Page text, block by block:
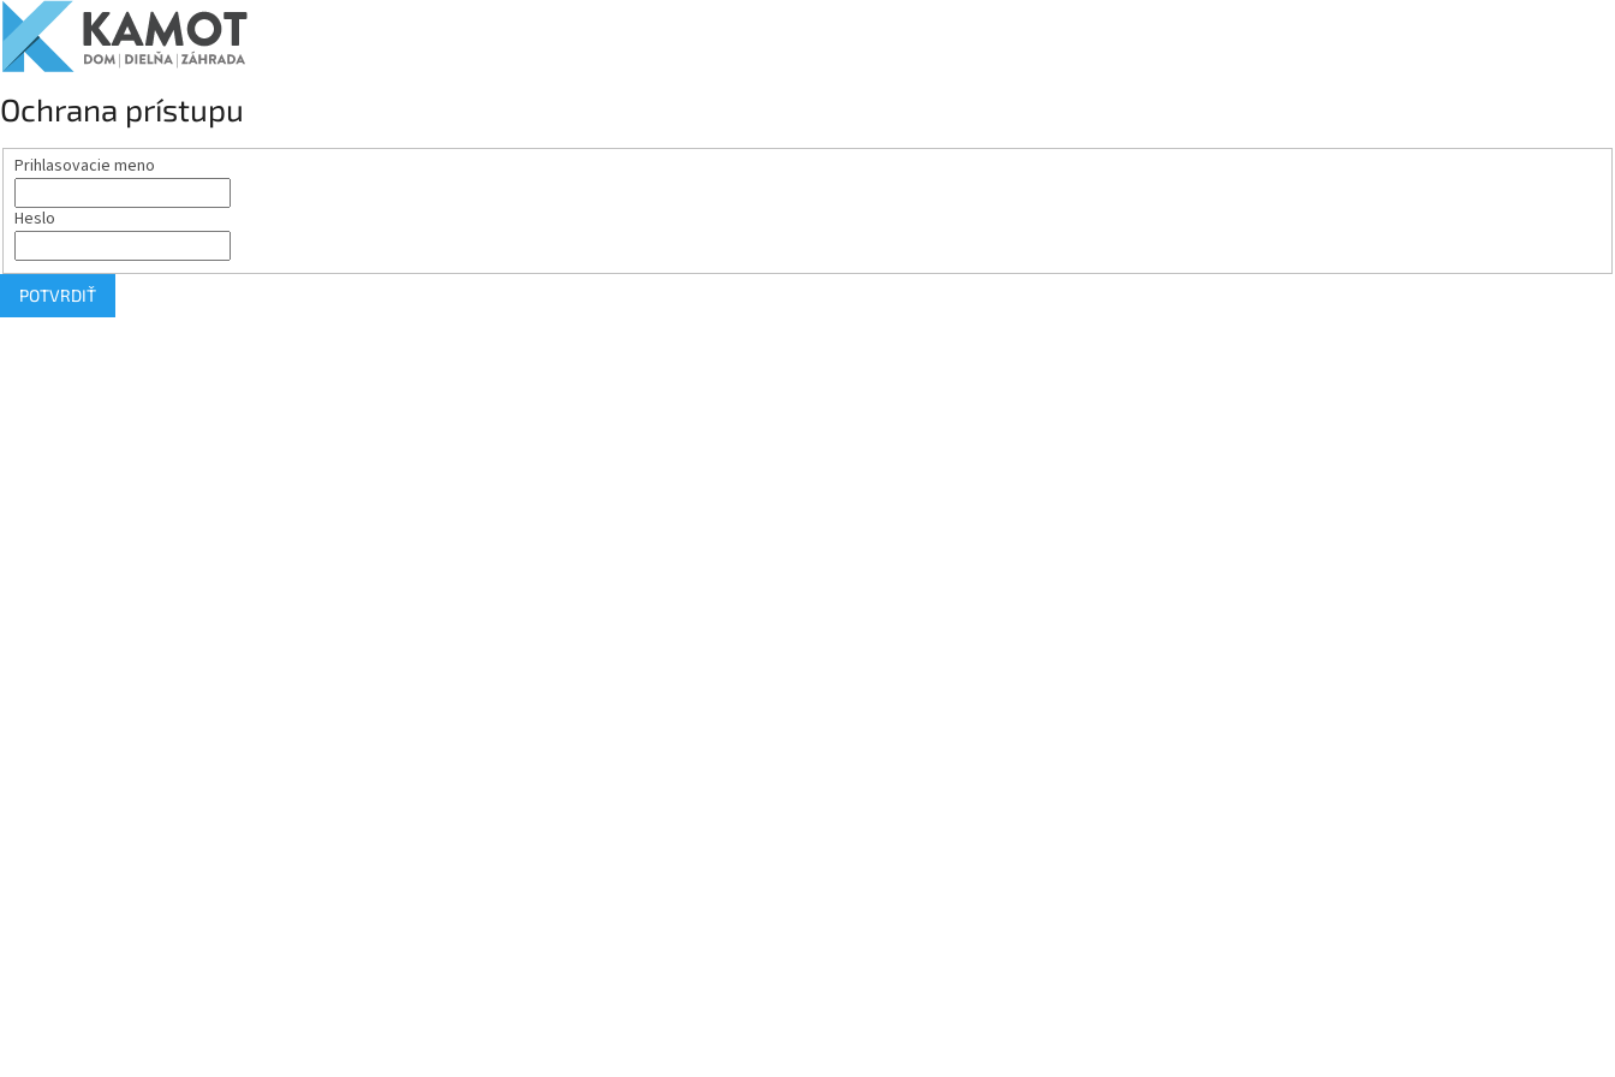
Ochrana prístupu
Prihlasovacie meno
Heslo
POTVRDIŤ